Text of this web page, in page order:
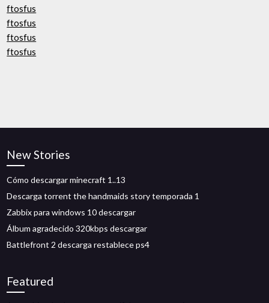
ftosfus
ftosfus
ftosfus
ftosfus
New Stories
Cómo descargar minecraft 1..13
Descarga torrent the handmaids story temporada 1
Zabbix para windows 10 descargar
Álbum agradecido 320kbps descargar
Battlefront 2 descarga restablece ps4
Featured